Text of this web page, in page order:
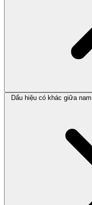
Dấu hiệu có khác giữa